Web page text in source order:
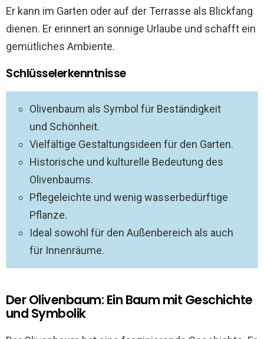
Er kann im Garten oder auf der Terrasse als Blickfang
dienen. Er erinnert an sonnige Urlaube und schafft ein
gemütliches Ambiente.
Schlüsselerkenntnisse
Olivenbaum als Symbol für Beständigkeit
und Schönheit.
Vielfältige Gestaltungsideen für den Garten.
Historische und kulturelle Bedeutung des
Olivenbaums.
Pflegeleichte und wenig wasserbedürftige
Pflanze.
Ideal sowohl für den Außenbereich als auch
für Innenräume.
Der Olivenbaum: Ein Baum mit Geschichte
und Symbolik